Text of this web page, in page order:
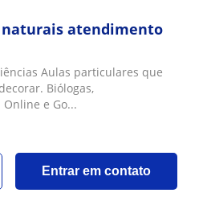
naturais atendimento
Aulas particulares que
Biólogas,
e Go...
Entrar em contato